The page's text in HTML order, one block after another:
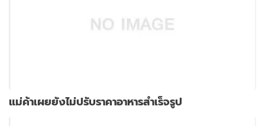
แม่ค้าเผยยังไม่ปรับราคาอาหารสำเร็จรูป